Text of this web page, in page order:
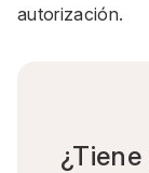
autorización.